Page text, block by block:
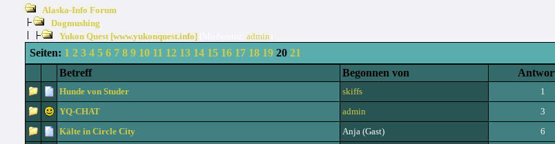
Alaska-Info Forum
Dogmushing
Yukon Quest [www.yukonquest.info]
admin
Seiten: 1 2 3 4 5 6 7 8 9 10 11 12 13 14 15 16 17 18 19 20 21
Betreff Begonnen von
Hunde von Studer skiffs 1
YQ-CHAT admin 3
Kälte in Circle City Anja (Gast) 6